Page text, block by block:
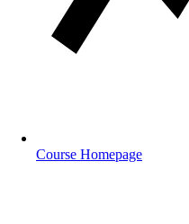
Course Homepage